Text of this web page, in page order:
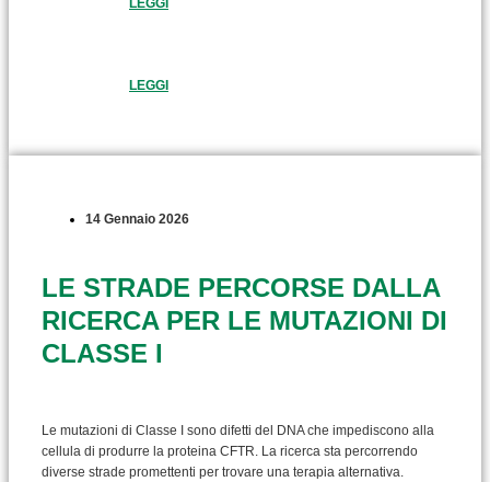
LEGGI
LEGGI
14 Gennaio 2026
LE STRADE PERCORSE DALLA
RICERCA PER LE MUTAZIONI DI
CLASSE I
Le mutazioni di Classe I sono difetti del DNA che impediscono alla
cellula di produrre la proteina CFTR. La ricerca sta percorrendo
diverse strade promettenti per trovare una terapia alternativa.